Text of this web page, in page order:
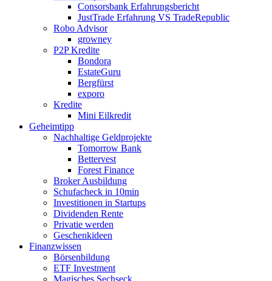
Consorsbank Erfahrungsbericht
JustTrade Erfahrung VS TradeRepublic
Robo Advisor
growney
P2P Kredite
Bondora
EstateGuru
Bergfürst
exporo
Kredite
Mini Eilkredit
Geheimtipp
Nachhaltige Geldprojekte
Tomorrow Bank
Bettervest
Forest Finance
Broker Ausbildung
Schufacheck in 10min
Investitionen in Startups
Dividenden Rente
Privatie werden
Geschenkideen
Finanzwissen
Börsenbildung
ETF Investment
Magisches Sechseck